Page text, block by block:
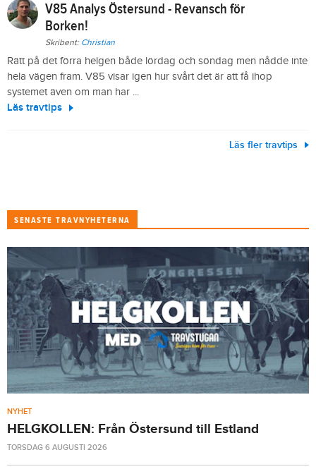
V85 Analys Östersund - Revansch för
Borken!
Skribent: Christian
Rätt på det förra helgen både lördag och söndag men nådde inte
hela vägen fram. V85 visar igen hur svårt det är att få ihop
systemet även om man har ...
Läs travtips
Läs fler travtips
SENASTE TRAVNYHETERNA
NYHET
HELGKOLLEN: Från Östersund till Estland
TORSDAG 6 AUGUSTI 2026